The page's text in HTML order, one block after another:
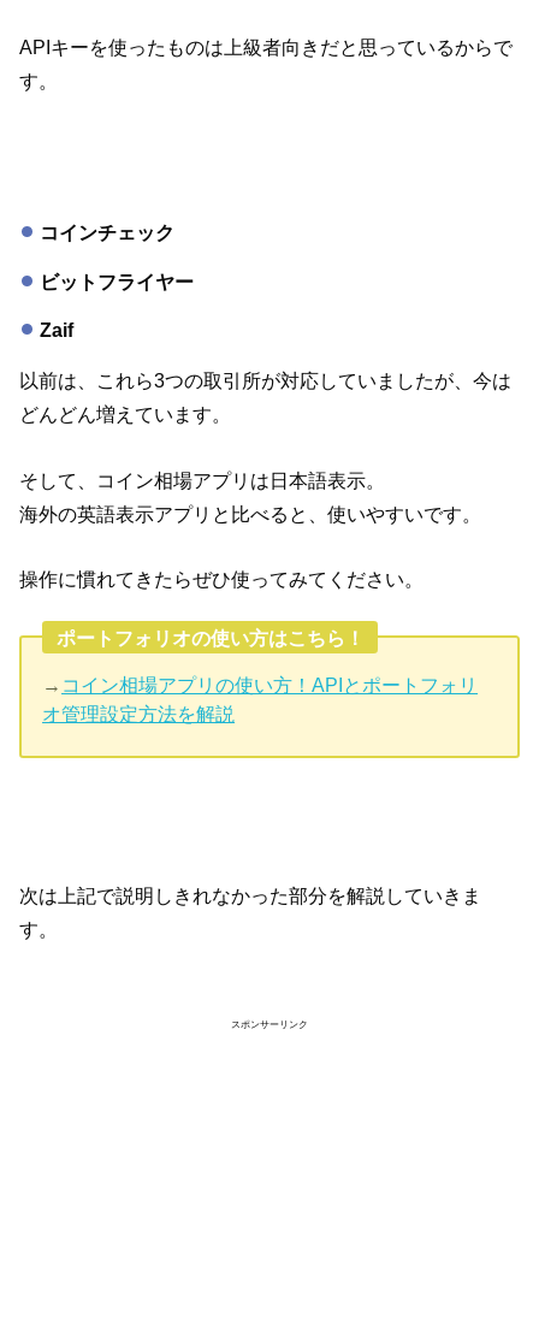
APIキーを使ったものは上級者向きだと思っているからで
す。
コインチェック
ビットフライヤー
Zaif
以前は、これら3つの取引所が対応していましたが、今は
どんどん増えています。
そして、コイン相場アプリは日本語表示。
海外の英語表示アプリと比べると、使いやすいです。
操作に慣れてきたらぜひ使ってみてください。
ポートフォリオの使い方はこちら！
→ コイン相場アプリの使い方！APIとポートフォリ
オ管理設定方法を解説
次は上記で説明しきれなかった部分を解説していきま
す。
スポンサーリンク